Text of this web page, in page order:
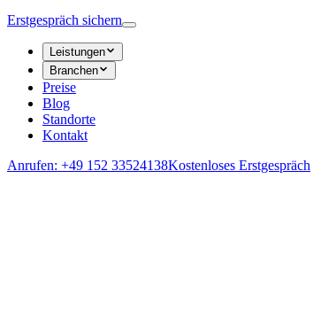
Erstgespräch sichern
Leistungen
Branchen
Preise
Blog
Standorte
Kontakt
Anrufen: +49 152 33524138Kostenloses Erstgespräch